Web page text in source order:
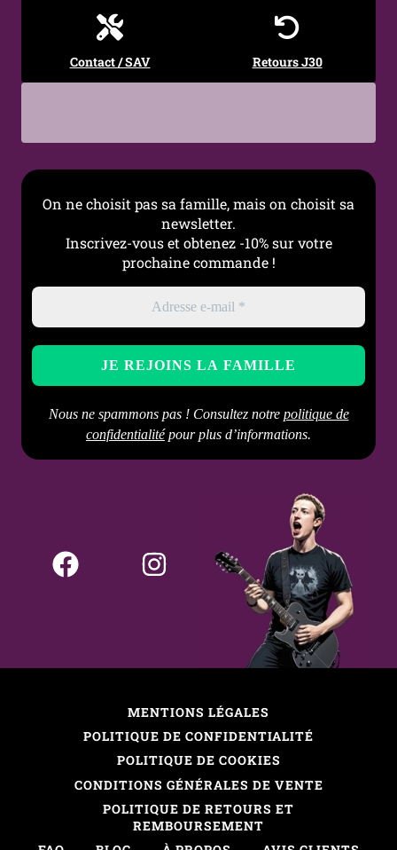
Contact / SAV Retours J30
On ne choisit pas sa famille, mais on choisit sa
newsletter.
Inscrivez-vous et obtenez -10% sur votre
prochaine commande !
Nous ne spammons pas ! Consultez notre politique de
confidentialitépour plus d’informations.
MENTIONS LÉGALES
POLITIQUE DE CONFIDENTIALITÉ
POLITIQUE DE COOKIES
CONDITIONS GÉNÉRALES DE VENTE
POLITIQUE DE RETOURS ET
REMBOURSEMENT